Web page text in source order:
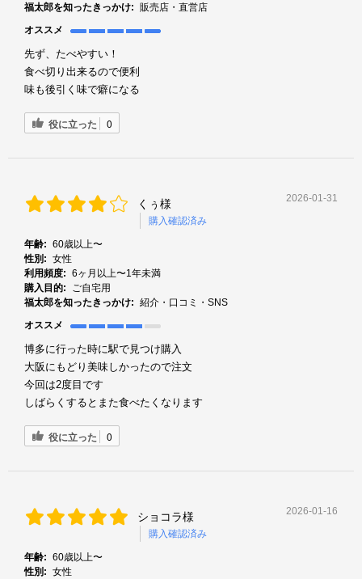
福太郎を知ったきっかけ: 販売店・直営店
オススメ
先ず、たべやすい！
食べ切り出来るので便利
味も後引く味で癖になる
役に立った 0
くぅ様
購入確認済み
2026-01-31
年齢: 60歳以上〜
性別: 女性
利用頻度: 6ヶ月以上〜1年未満
購入目的:
ご自宅用
福太郎を知ったきっかけ: 紹介・口コミ・SNS
オススメ
博多に行った時に駅で見つけ購入
大阪にもどり美味しかったので注文
今回は2度目です
しばらくするとまた食べたくなります
役に立った 0
ショコラ様
購入確認済み
2026-01-16
年齢: 60歳以上〜
性別: 女性